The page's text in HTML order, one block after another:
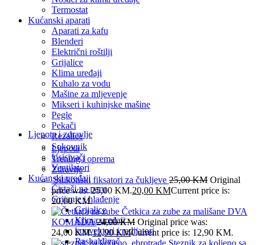
Termostat
Kućanski aparati
Aparati za kafu
Blenderi
Električni roštilji
Grijalice
Klima uređaji
Kuhalo za vodu
Mašine za mljevenje
Mikseri i kuhinjske mašine
Pegle
Pekači
Rezalice
Sokovnik
Usisivači
Ventilatori
Kućanski uređaji
Čistači na paru
Grijanje i hlađenje
Grijalice
Klima uređaji
konvektori i radijatori
Rashalđivač
Ljepota i zdravlje
Ljepota
Trening i oprema
Zdravlje
Silikonski fiksatori za čukljeve 25,00KM Original
price was: 25,00 KM.20,00 KMCurrent price is:
20,00 KM.
Četkica za zube za mališane DVA
KOMADA24,00KM Original price was:
24,00 KM.12,90KMCurrent price is: 12,90 KM.
Steznik za koljeno sa